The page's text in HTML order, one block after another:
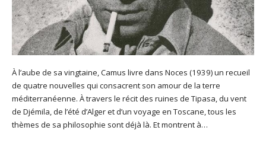
À l’aube de sa vingtaine, Camus livre dans Noces (1939) un recueil
de quatre nouvelles qui consacrent son amour de la terre
méditerranéenne. À travers le récit des ruines de Tipasa, du vent
de Djémila, de l’été d’Alger et d’un voyage en Toscane, tous les
thèmes de sa philosophie sont déjà là. Et montrent à…